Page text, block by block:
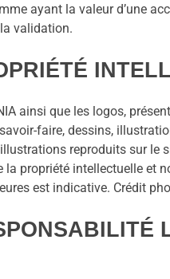
ayant la valeur d’une
validation.
ainsi que les logos,
faire, dessins,
reproduits sur le
propriété intellectuelle et
est indicative. Crédit